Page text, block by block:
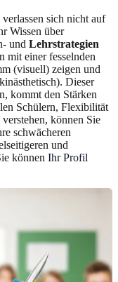
sich nicht auf
Wissen über
und Lehrstrategien
mit einer fesselnden
(visuell) zeigen und
Dieser
kommt den Stärken
Schülern, Flexibilität
können Sie
schwächeren
und
können Ihr Profil